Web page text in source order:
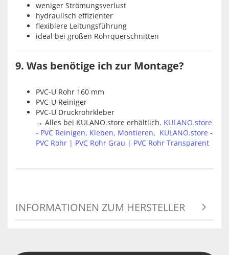
weniger Strömungsverlust
hydraulisch effizienter
flexiblere Leitungsführung
ideal bei großen Rohrquerschnitten
9. Was benötige ich zur Montage?
PVC‑U Rohr 160 mm
PVC‑U Reiniger
PVC‑U Druckrohrkleber
→ Alles bei KULANO.store erhältlich. KULANO.store
- PVC Reinigen, Kleben, Montieren, KULANO.store -
PVC Rohr | PVC Rohr Grau | PVC Rohr Transparent
INFORMATIONEN ZUM HERSTELLER